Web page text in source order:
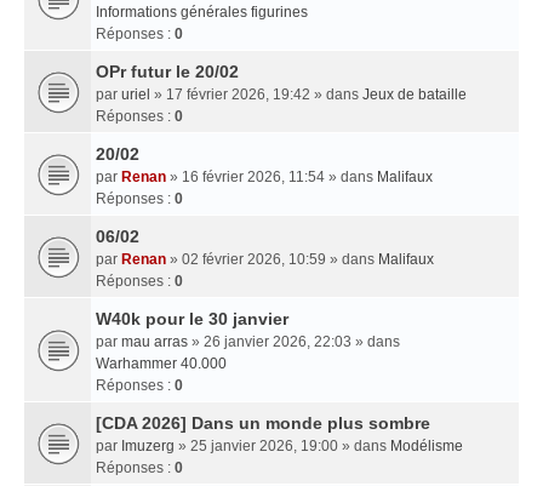
Informations générales figurines
Réponses : 0
OPr futur le 20/02
par uriel » 17 février 2026, 19:42 » dans Jeux de bataille
Réponses : 0
20/02
par Renan » 16 février 2026, 11:54 » dans Malifaux
Réponses : 0
06/02
par Renan » 02 février 2026, 10:59 » dans Malifaux
Réponses : 0
W40k pour le 30 janvier
par mau arras » 26 janvier 2026, 22:03 » dans
Warhammer 40.000
Réponses : 0
[CDA 2026] Dans un monde plus sombre
par Imuzerg » 25 janvier 2026, 19:00 » dans Modélisme
Réponses : 0